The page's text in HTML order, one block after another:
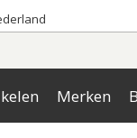
Merken